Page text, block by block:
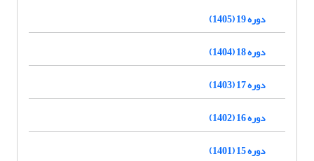
دوره 19 (1405)
دوره 18 (1404)
دوره 17 (1403)
دوره 16 (1402)
دوره 15 (1401)